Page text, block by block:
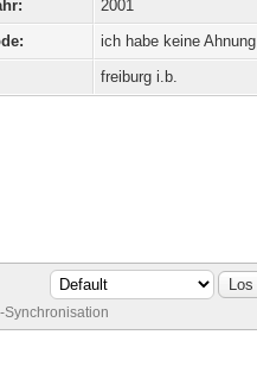
2001
ich habe keine Ahnung
freiburg i.b.
Synchronisation